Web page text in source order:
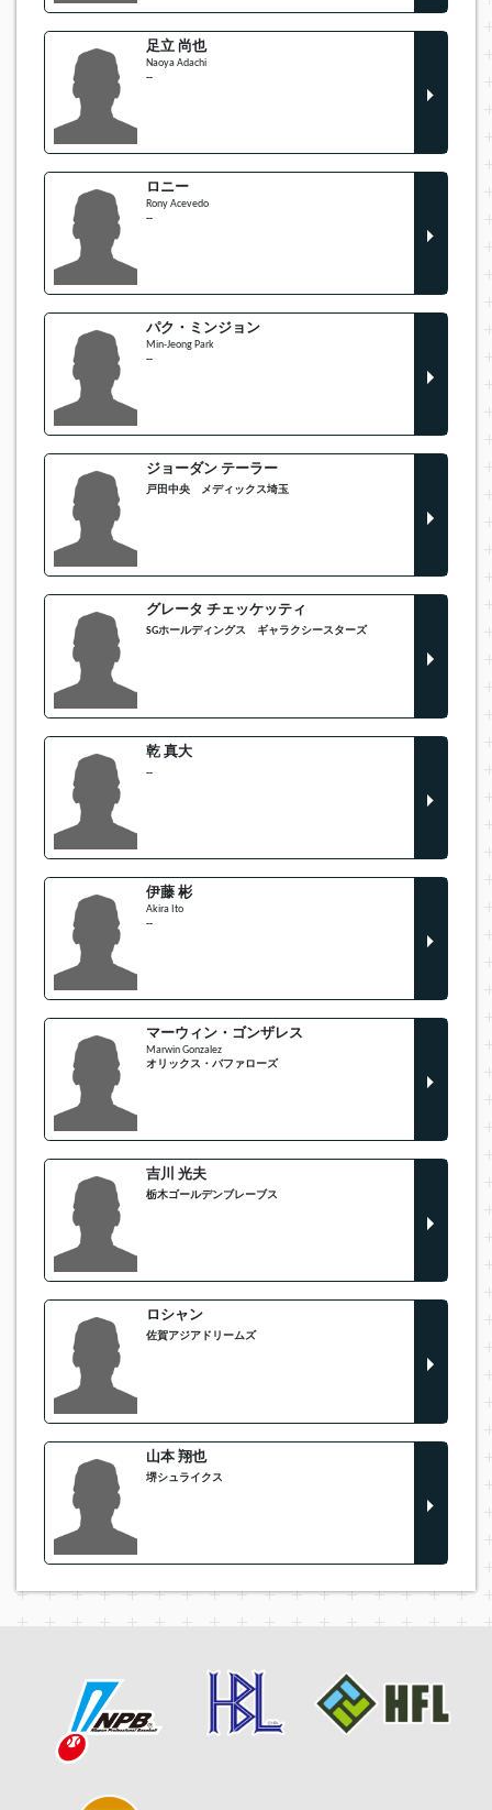
足立 尚也
Naoya Adachi
--
ロニー
Rony Acevedo
--
パク・ミンジョン
Min-Jeong Park
--
ジョーダン テーラー
戸田中央 メディックス埼玉
グレータ チェッケッティ
SGホールディングス ギャラクシースターズ
乾 真大
--
伊藤 彬
Akira Ito
--
マーウィン・ゴンザレス
Marwin Gonzalez
オリックス・バファローズ
吉川 光夫
栃木ゴールデンブレーブス
ロシャン
佐賀アジアドリームズ
山本 翔也
堺シュライクス